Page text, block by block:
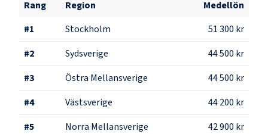
Rang Region
Medellön
#1 Stockholm
51 300 kr
#2 Sydsverige
44 500 kr
#3 Östra Mellansverige
44 500 kr
#4 Västsverige
44 200 kr
#5 Norra Mellansverige
42 900 kr